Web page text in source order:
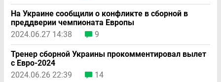
На Украине сообщили о конфликте в сборной в
преддверии чемпионата Европы
2024.06.27 14:38
9
Тренер сборной Украины прокомментировал вылет
с Евро-2024
2024.06.26 22:39
14